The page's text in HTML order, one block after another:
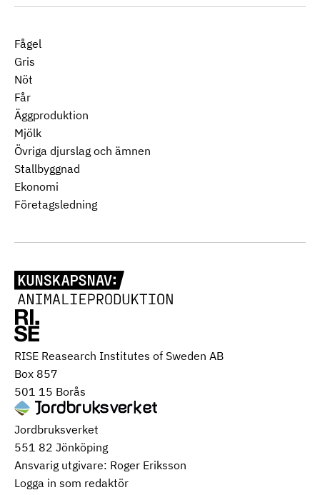
RISE Reasearch Institutes of Sweden AB
Box 857
501 15 Borås
Jordbruksverket
551 82 Jönköping
Ansvarig utgivare: Roger Eriksson
Logga in som redaktör
Fågel
Gris
Nöt
Får
Äggproduktion
Mjölk
Övriga djurslag och ämnen
Stallbyggnad
Ekonomi
Företagsledning